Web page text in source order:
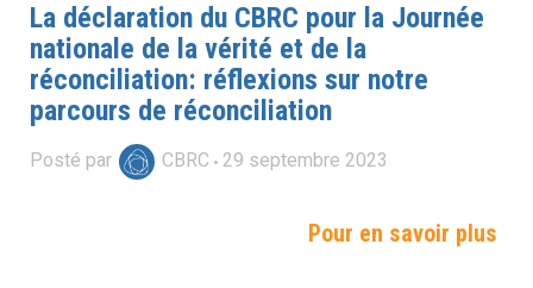
La déclaration du CBRC pour la Journée
nationale de la vérité et de la
réconciliation: réflexions sur notre
parcours de réconciliation
Posté par CBRC 29 septembre 2023
Pour en savoir plus